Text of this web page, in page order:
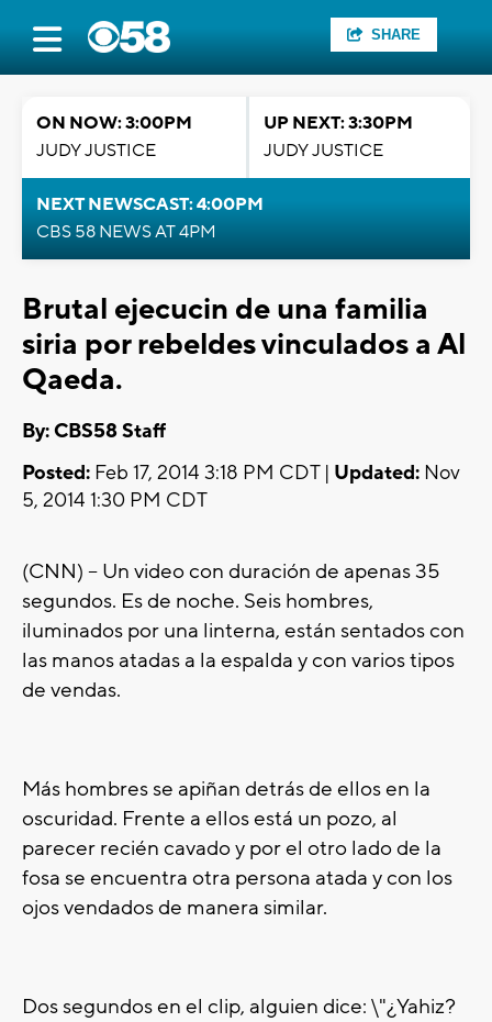
SHARE
ON NOW: 3:00PM
JUDY JUSTICE
UP NEXT: 3:30PM
JUDY JUSTICE
NEXT NEWSCAST: 4:00PM
CBS 58 NEWS AT 4PM
Brutal ejecucin de una familia
siria por rebeldes vinculados a Al
Qaeda.
By: CBS58 Staff
Posted: Feb 17, 2014 3:18 PM CDT | Updated: Nov
5, 2014 1:30 PM CDT
(CNN) -- Un video con duración de apenas 35
segundos. Es de noche. Seis hombres,
iluminados por una linterna, están sentados con
las manos atadas a la espalda y con varios tipos
de vendas.
Más hombres se apiñan detrás de ellos en la
oscuridad. Frente a ellos está un pozo, al
parecer recién cavado y por el otro lado de la
fosa se encuentra otra persona atada y con los
ojos vendados de manera similar.
Dos segundos en el clip, alguien dice: \"¿Yahiz?